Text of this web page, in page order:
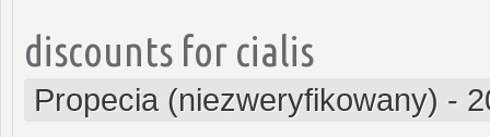
discounts for cialis
Propecia (niezweryfikowany) -